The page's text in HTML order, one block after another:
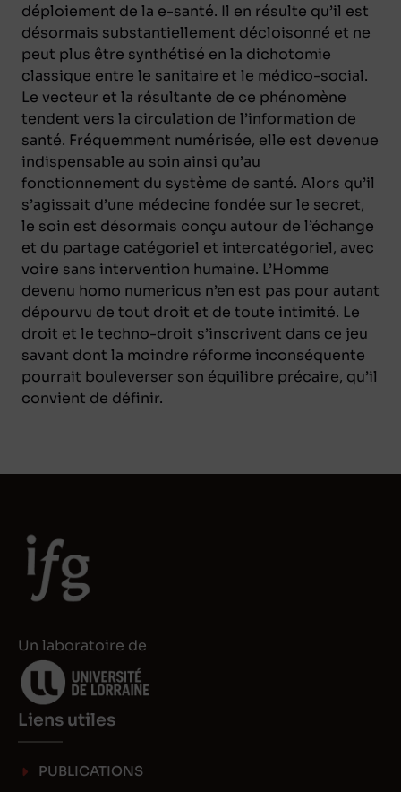
déploiement de la e-santé. Il en résulte qu’il est
désormais substantiellement décloisonné et ne
peut plus être synthétisé en la dichotomie
classique entre le sanitaire et le médico-social.
Le vecteur et la résultante de ce phénomène
tendent vers la circulation de l’information de
santé. Fréquemment numérisée, elle est devenue
indispensable au soin ainsi qu’au
fonctionnement du système de santé. Alors qu’il
s’agissait d’une médecine fondée sur le secret,
le soin est désormais conçu autour de l’échange
et du partage catégoriel et intercatégoriel, avec
voire sans intervention humaine. L’Homme
devenu homo numericus n’en est pas pour autant
dépourvu de tout droit et de toute intimité. Le
droit et le techno-droit s’inscrivent dans ce jeu
savant dont la moindre réforme inconséquente
pourrait bouleverser son équilibre précaire, qu’il
convient de définir.
Un laboratoire de
Liens utiles
PUBLICATIONS